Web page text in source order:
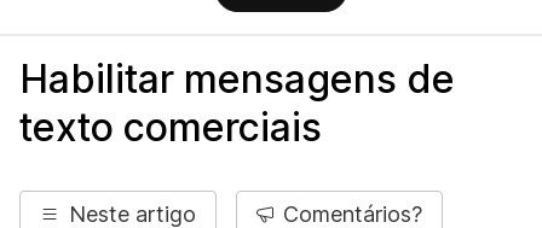
Habilitar mensagens de
texto comerciais
Neste artigo Comentários?